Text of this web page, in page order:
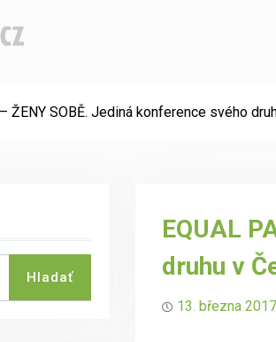
– ŽENY SOBĚ. Jediná konference svého
​EQUAL
druhu v
13. března 2017
Hladať